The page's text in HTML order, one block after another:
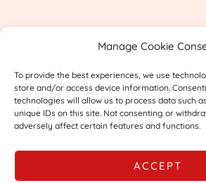
Manage Cookie
To provide the best experiences, we use
store and/or access device information.
technologies will allow us to process data such
unique IDs on this site. Not consenting or
adversely affect certain features and functions.
ACCEPT
Shipping & Returns
Privacy